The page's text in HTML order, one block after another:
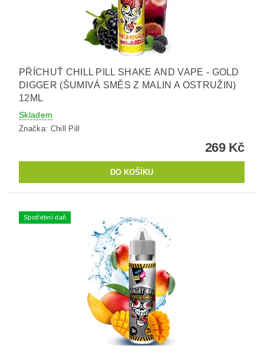
PŘÍCHUŤ CHILL PILL SHAKE AND VAPE - GOLD
DIGGER (ŠUMIVÁ SMĚS Z MALIN A OSTRUŽIN)
12ML
Skladem
Značka: Chill Pill
269 Kč
Spotřební daň